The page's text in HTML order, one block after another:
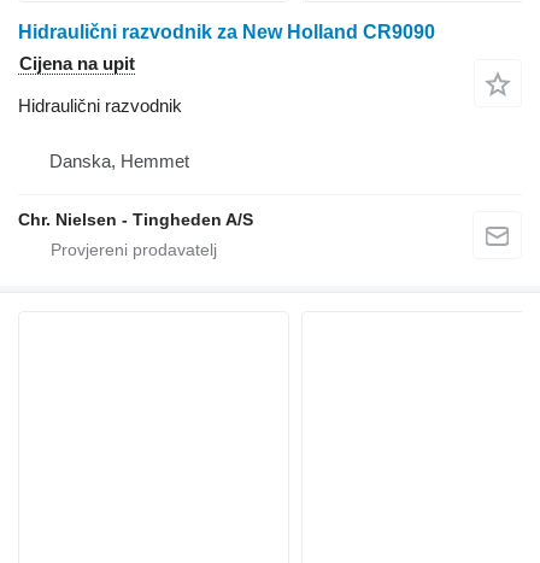
Hidraulični razvodnik za New Holland CR9090
Cijena na upit
Hidraulični razvodnik
Danska, Hemmet
Chr. Nielsen - Tingheden A/S